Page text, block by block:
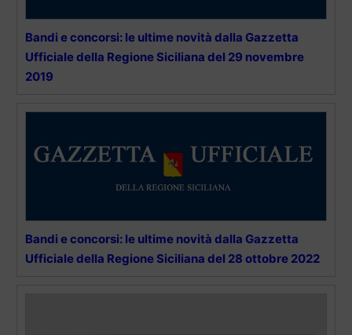
Bandi e concorsi: le ultime novità dalla Gazzetta
Ufficiale della Regione Siciliana del 29 novembre
2019
Bandi e concorsi: le ultime novità dalla Gazzetta
Ufficiale della Regione Siciliana del 28 ottobre 2022